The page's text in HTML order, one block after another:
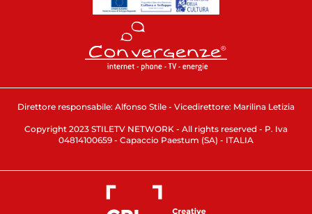
Direttore responsabile: Alfonso Stile - Vicedirettore: Marilina Letizia
Copyright 2023 STILETV NETWORK - All rights reserved - P. Iva
04814100659 - Capaccio Paestum (SA) - ITALIA